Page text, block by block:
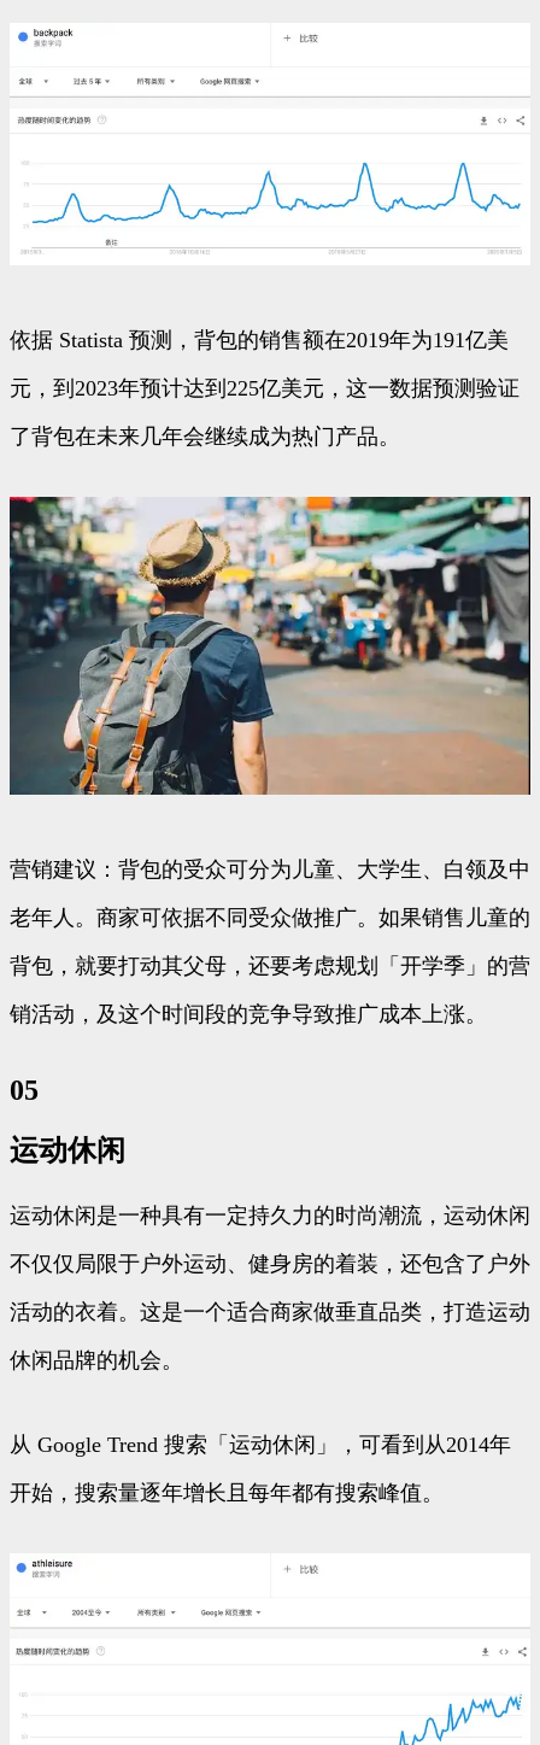
依据 Statista 预测，背包的销售额在2019年为191亿美
元，到2023年预计达到225亿美元，这一数据预测验证
了背包在未来几年会继续成为热门产品。
营销建议：背包的受众可分为儿童、大学生、白领及中
老年人。商家可依据不同受众做推广。如果销售儿童的
背包，就要打动其父母，还要考虑规划「开学季」的营
销活动，及这个时间段的竞争导致推广成本上涨。
05
运动休闲
运动休闲是一种具有一定持久力的时尚潮流，运动休闲
不仅仅局限于户外运动、健身房的着装，还包含了户外
活动的衣着。这是一个适合商家做垂直品类，打造运动
休闲品牌的机会。
从 Google Trend 搜索「运动休闲」，可看到从2014年
开始，搜索量逐年增长且每年都有搜索峰值。